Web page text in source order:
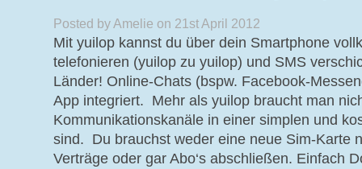
Posted by Amelie on 21st April 2012
Mit yuilop kannst du über dein Smartphone
telefonieren (yuilop zu yuilop) und SMS
Länder! Online-Chats (bspw. Facebook-
App integriert. Mehr als yuilop braucht man
Kommunikationskanäle in einer simplen und
sind. Du brauchst weder eine neue Sim-Karte
Verträge oder gar Abo‘s abschließen. Einfach